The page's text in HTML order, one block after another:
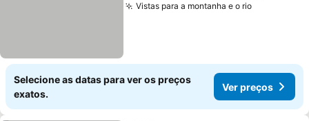
Vistas para a montanha e o rioVer preços
Selecione as datas para ver os preços
exatos.
Ver preços